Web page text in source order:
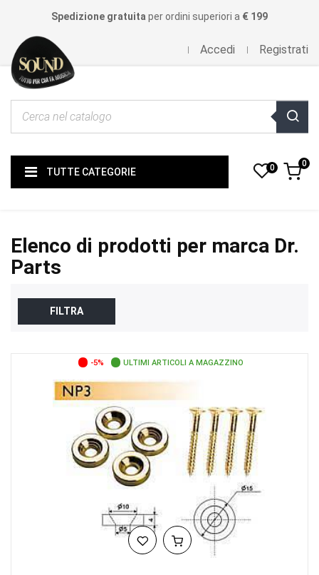
Spedizione gratuita per ordini superiori a € 199
Accedi Registrati
TUTTE CATEGORIE 0 0
Elenco di prodotti per marca Dr.
Parts
FILTRA
-5% ULTIMI ARTICOLI A MAGAZZINO